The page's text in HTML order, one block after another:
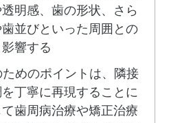
明感、歯の形状、さら
並びといった周囲との
響する
めのポイントは、隣接
丁寧に再現することに
歯周病治療や矯正治療